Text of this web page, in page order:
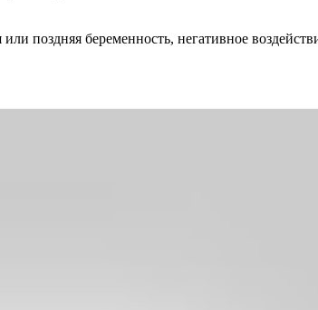
поздняя беременность, негативное